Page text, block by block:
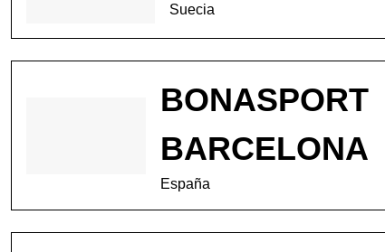
Suecia
BONASPORT
BARCELONA
España